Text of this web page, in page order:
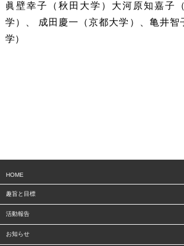
眞壁幸子（秋田大学）大河原知嘉子
学）、 成田慶一（京都大学）、亀井智
学）
HOME
趣旨と目標
活動報告
お知らせ